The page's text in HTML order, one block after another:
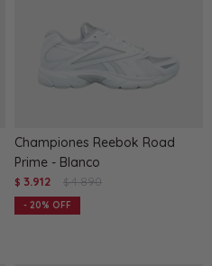
Championes Reebok Road
Prime - Blanco
$ 3.912 $ 4.890
20